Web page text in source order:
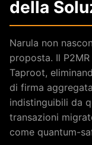
della
Narula non
proposta. Il
Taproot,
di firma
indistinguibili da
transazioni
come quantum-